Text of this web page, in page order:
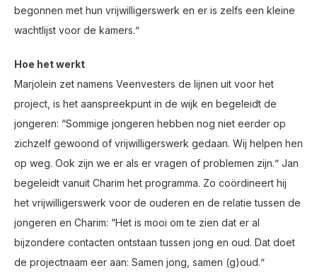
begonnen met hun vrijwilligerswerk en er is zelfs een kleine
wachtlijst voor de kamers.ˮ
Hoe het werkt
Marjolein zet namens Veenvesters de lijnen uit voor het
project, is het aanspreekpunt in de wijk en begeleidt de
jongeren: “Sommige jongeren hebben nog niet eerder op
zichzelf gewoond of vrijwilligerswerk gedaan. Wij helpen hen
op weg. Ook zijn we er als er vragen of problemen zijn.ˮ Jan
begeleidt vanuit Charim het programma. Zo coördineert hij
het vrijwilligerswerk voor de ouderen en de relatie tussen de
jongeren en Charim: “Het is mooi om te zien dat er al
bijzondere contacten ontstaan tussen jong en oud. Dat doet
de projectnaam eer aan: Samen jong, samen (g)oud.ˮ